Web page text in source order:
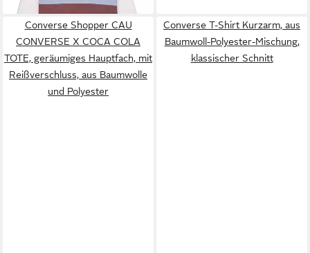
hochschließendem Kragen mit
Reißverschluss, Langarm-
Design
Converse Shopper CAU
CONVERSE X COCA COLA
TOTE, geräumiges Hauptfach, mit
Reißverschluss, aus Baumwolle
und Polyester
Converse T-Shirt Kurzarm, aus
Baumwoll-Polyester-Mischung,
klassischer Schnitt